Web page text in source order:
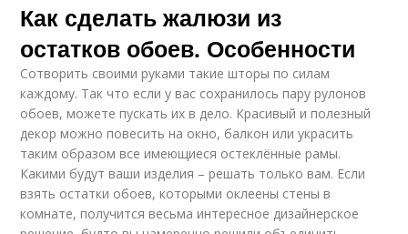
Как сделать жалюзи из
остатков обоев. Особенности
Сотворить своими руками такие шторы по силам
каждому. Так что если у вас сохранилось пару рулонов
обоев, можете пускать их в дело. Красивый и полезный
декор можно повесить на окно, балкон или украсить
таким образом все имеющиеся остеклённые рамы.
Какими будут ваши изделия – решать только вам. Если
взять остатки обоев, которыми оклеены стены в
комнате, получится весьма интересное дизайнерское